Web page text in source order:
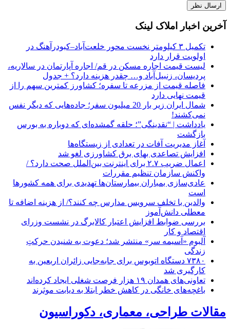
آخرین اخبار املاک لینک
تکمیل ۳ کیلومتر نخست محور خلعت‌آباد–کبودرآهنگ در
اولویت قرار دارد
لیست قیمت اجاره مسکن در قم/ اجاره آپارتمان در سالاریه،
پردیسان، زنبیل‌آباد و… چقدر هزینه دارد؟ + جدول
فاصله قیمت از مزرعه تا سفره؛ کشاورز کمترین سهم را از
قیمت نهایی دارد
شمال ایران زیر بار 20 میلیون سفر؛ جاده‌هایی که دیگر نفس
نمی‌کشند!
یادداشت | “نقدینگی”؛ حلقه گمشده‌ای که دوباره به بورس
بازگشت
آغاز مدیریت آفات در تعدادی از زیستگاه‌ها
افزایش تصاعدی بهای برق کشاورزی لغو شد
اعمال ضریب ۲.۷ برای اینترنت بین‌الملل صحت دارد؟ /
واکنش سازمان تنظیم مقررات
عادی‌سازی بمباران بیمارستان‌ها تهدیدی برای همه کشورها
است
والدین با تخلف سرویس مدارس چه کنند؟/ از هزینه اضافه تا
معطلی دانش‌آموز
بررسی ضوابط افزایش اعتبار کالابرگ در نشست وزرای
اقتصاد و کار
آلبوم «آسیمه سر» منتشر شد؛ دعوت به شنیدن حرکتِ
زندگی
۷۳۸۰ دستگاه اتوبوس برای جابه‌جایی زائران اربعین به‌
کارگیری شد
تعاونی‌های همدان ۱۹ هزار فرصت شغلی ایجاد کرده‌اند
باغچه‌های خانگی در کاهش خطر ابتلا به دیابت موثرند
مقالات طراحی، معماری، دکوراسیون